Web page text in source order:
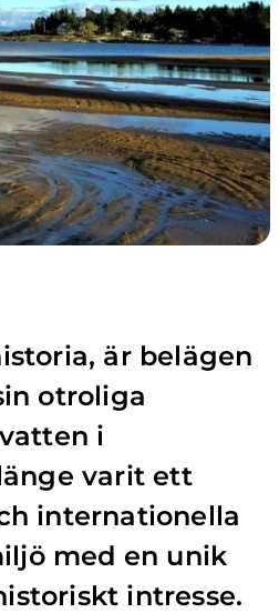
är belägen
otroliga
i
varit ett
internationella
med en unik
intresse.